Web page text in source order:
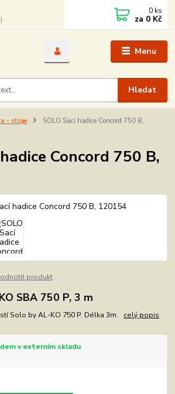
Menu
Hledat
0 ks
za 0 Kč
- stroje
SOLO Sací hadice Concord 750 B,
Concord 750 B,
produkt
SBA 750 P, 3 m
Solo by AL-KO 750 P. Délka 3m. celý popis
v externím skladu